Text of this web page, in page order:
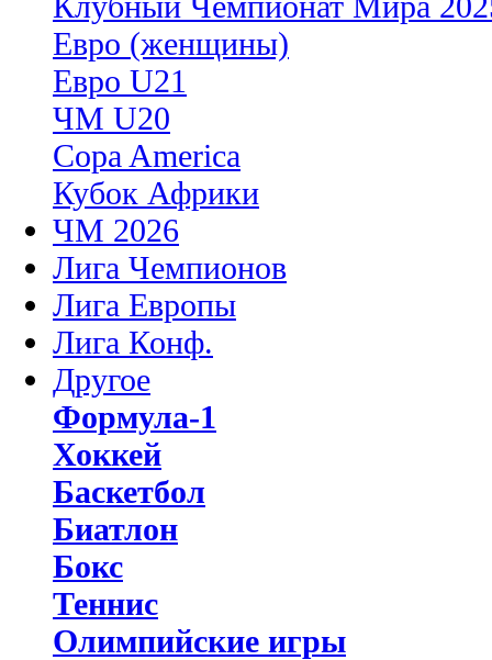
Евро (женщины)
Евро U21
ЧМ U20
Copa America
Кубок Африки
ЧМ 2026
Лига Чемпионов
Лига Европы
Лига Конф.
Другое
Формула-1
Хоккей
Баскетбол
Биатлон
Бокс
Теннис
Олимпийские игры